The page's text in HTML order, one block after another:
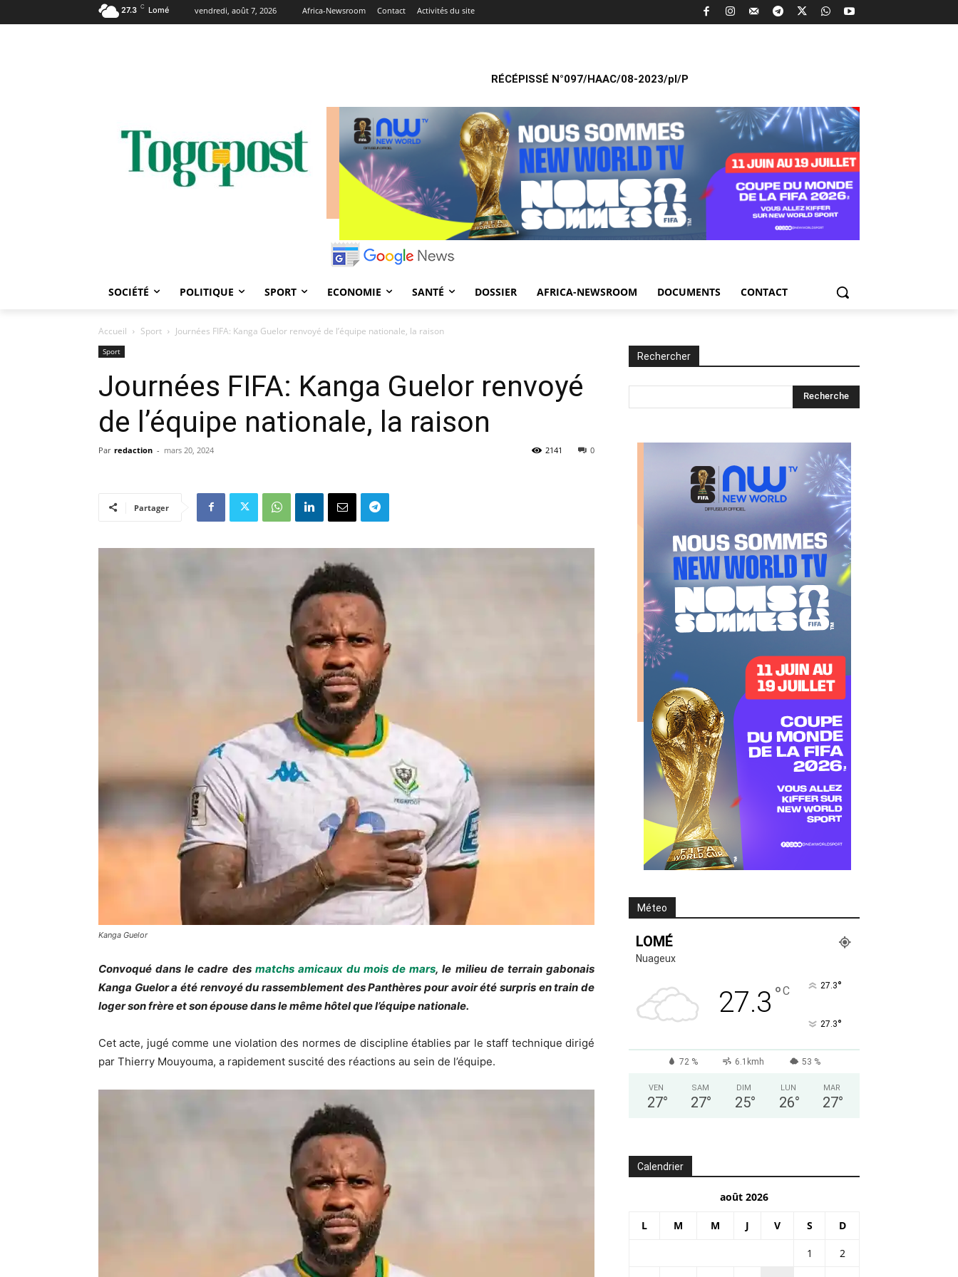
27.3 C Lomé vendredi, août 7, 2026 Africa-Newsroom Contact Activités du site
RÉCÉPISSÉ N°097/HAAC/08-2023/pl/P
SOCIÉTÉ POLITIQUE SPORT ECONOMIE SANTÉ DOSSIER AFRICA-NEWSROOM DOCUMENTS CONTACT
Accueil Sport Journées FIFA: Kanga Guelor renvoyé de l’équipe nationale, la raison
Sport
Journées FIFA: Kanga Guelor renvoyé
de l’équipe nationale, la raison
Par redaction - mars 20, 2024 0
2141
Partager
Kanga Guelor
Convoqué dans le cadre des matchs amicaux du mois de mars, le milieu de terrain gabonais
Kanga Guelor a été renvoyé du rassemblement des Panthères pour avoir été surpris en train de
loger son frère et son épouse dans le même hôtel que l’équipe nationale.
Cet acte, jugé comme une violation des normes de discipline établies par le staff technique dirigé
par Thierry Mouyouma, a rapidement suscité des réactions au sein de l’équipe.
Rechercher
Méteo
LOMÉ
Nuageux
27.3 °C 27.3°
27.3°
72 % 6.1kmh 53 %
VEN
27°
SAM
27°
DIM
25°
LUN
26°
MAR
27°
Calendrier
août 2026
L M M J V S D
1
2